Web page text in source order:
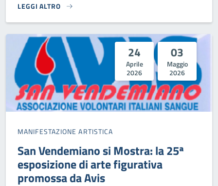
LEGGI ALTRO
MAMMA IN MUSICA: LABORATORIO GRATUITO PER
24
Aprile
2026
03
Maggio
2026
MANIFESTAZIONE ARTISTICA
San Vendemiano si Mostra: la 25ª
esposizione di arte figurativa
promossa da Avis